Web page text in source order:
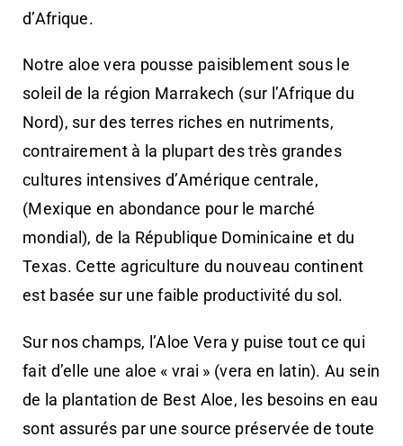
d’Afrique.
Notre aloe vera pousse paisiblement sous le
soleil de la région Marrakech (sur l’Afrique du
Nord), sur des terres riches en nutriments,
contrairement à la plupart des très grandes
cultures intensives d’Amérique centrale,
(Mexique en abondance pour le marché
mondial), de la République Dominicaine et du
Texas. Cette agriculture du nouveau continent
est basée sur une faible productivité du sol.
Sur nos champs, l’Aloe Vera y puise tout ce qui
fait d’elle une aloe « vrai » (vera en latin). Au sein
de la plantation de Best Aloe, les besoins en eau
sont assurés par une source préservée de toute